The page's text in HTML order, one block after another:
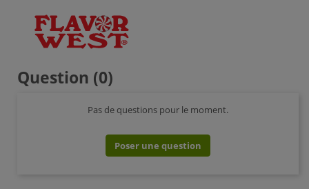
Question (0)
Pas de questions pour le moment.
Poser une question